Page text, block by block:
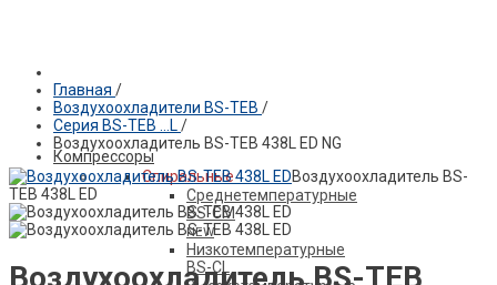
ПРОДУКЦИЯ BELIEF
Компрессоры
Спиральные
Среднетемпературные
BS-CM
NEW
Низкотемпературные
BS-CL
Главная /
Воздухоохладители BS-TEB /
Серия BS-TEB …L /
Воздухоохладитель BS-TEB 438L ED NG
Воздухоохладитель BS-
TEB 438L ED
Воздухоохладитель BS-TEB